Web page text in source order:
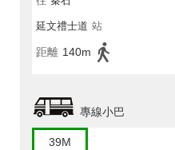
延文禮士道 站
距離 140m
專線小巴
39M